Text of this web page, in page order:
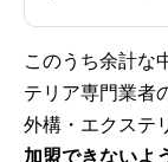
このうち余計な
テリア専門業者
外構・エクステ
加盟できないよ